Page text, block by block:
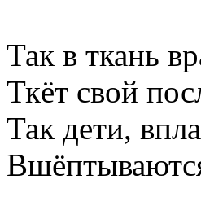
Так в ткань
Ткёт свой
Так дети,